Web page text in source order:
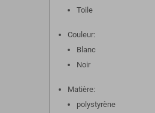
Toile
Couleur:
Blanc
Noir
Matière:
polystyrène